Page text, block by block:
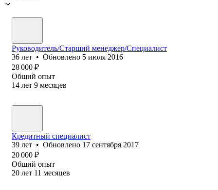
Руководитель/Старший менеджер/Специалист
36 лет • Обновлено 5 июля 2016
28 000 ₽
Общий опыт
14 лет 9 месяцев
Кредитный специалист
39 лет • Обновлено 17 сентября 2017
20 000 ₽
Общий опыт
20 лет 11 месяцев